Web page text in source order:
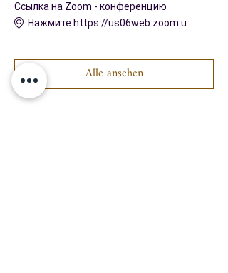
Ссылка на Zoom - конференцию
Нажмите https://us06web.zoom.u
Alle ansehen